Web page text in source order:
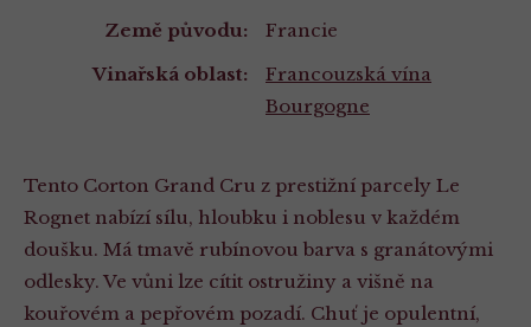
Země původu:
Francie
Vinařská oblast:
Francouzská vína
Bourgogne
Tento Corton Grand Cru z prestižní parcely Le
Rognet nabízí sílu, hloubku i noblesu v každém
doušku. Má tmavě rubínovou barva s granátovými
odlesky. Ve vůni lze cítit ostružiny a višně na
kouřovém a pepřovém pozadí. Chuť je opulentní,